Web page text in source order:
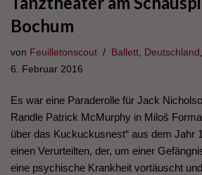
Bochum
von Feuilletonscout Ballett, Deutschland ,
6. Februar 2016
Es war eine Paraderolle für Jack
Randle Patrick McMurphy in Miloš
über das Kuckuckusnest“ aus dem Jahr
einen Verurteilten, der, um einer
eine psychische Krankheit vortäuscht